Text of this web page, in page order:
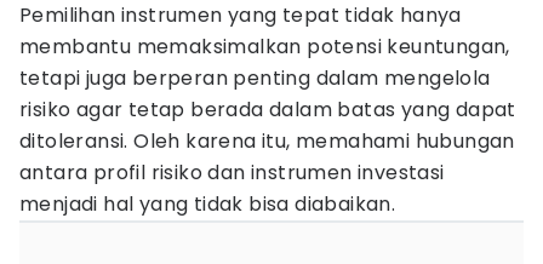
Pemilihan instrumen yang tepat tidak hanya
membantu memaksimalkan potensi keuntungan,
tetapi juga berperan penting dalam mengelola
risiko agar tetap berada dalam batas yang dapat
ditoleransi. Oleh karena itu, memahami hubungan
antara profil risiko dan instrumen investasi
menjadi hal yang tidak bisa diabaikan.